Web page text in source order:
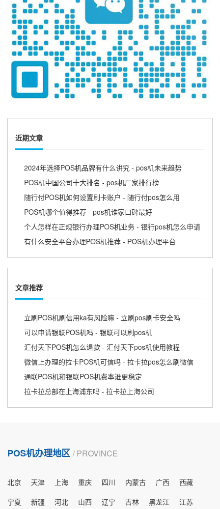
近期文章
2024年选择POS机品牌有什么讲究 - pos机未来趋势
POS机中国公司十大排名 - pos机厂家排行榜
随行付POS机如何设置刷卡账户 - 随行付pos怎么用
POS机哪个值得推荐 - pos机谁家口碑最好
个人怎样在正规银行办理POS机业务 - 银行pos机怎么申请
有什么安全平台办理POS机推荐 - POS机办理平台
文章推荐
立刷POS机刷信用ka有风险嘛 - 立刷pos刷卡安全吗
可以申请银联POS机吗 - 银联可以刷pos机
汇付天下POS机怎么退款 - 汇付天下pos机使用教程
微信上办理的拉卡POS机可信吗 - 拉卡拉pos怎么刷微信
通联POS机和银联POS机费率谁更稳定
拉卡拉总部在上海浦东吗 - 拉卡拉上海公司
POS机办理地区 / PROVINCE
北京 天津 上海 重庆 四川 内蒙古 广西
西藏
宁夏
新疆 河北 山西 辽宁 吉林 黑龙江 江苏